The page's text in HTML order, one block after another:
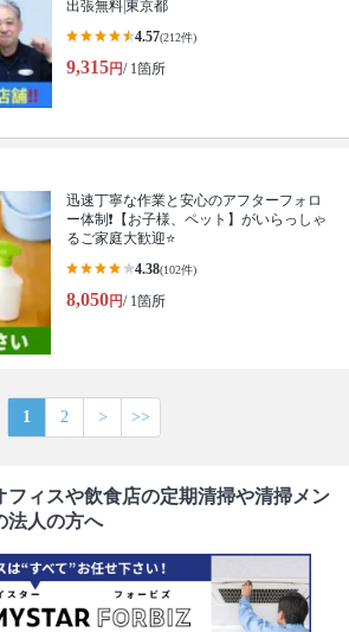
出張無料|東京都
4.57(212件)
9,315円/ 1箇所
迅速丁寧な作業と安心のアフターフォロ
ー体制❗️【お子様、ペット】がいらっしゃ
るご家庭大歓迎⭐️
4.38(102件)
8,050円/ 1箇所
1 2 > >>
フィスや飲食店の定期清掃や清掃メン
法人の方へ